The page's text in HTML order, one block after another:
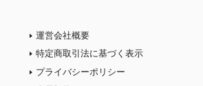
運営会社概要
特定商取引法に基づく表示
プライバシーポリシー